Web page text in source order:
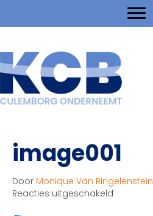
image001
Door Monique Van Ringelenstein
Reacties uitgeschakeld